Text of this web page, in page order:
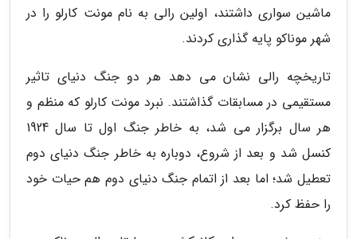
ماشین سواری داشتند، اولین رالی به نام مونت کارلو را در
شهر موناکو پایه گذاری کردند.
تاریخچه رالی نشان می دهد هر دو جنگ دنیای تاثیر
مستقیمی در مسابقات گذاشتند. نبرد مونت کارلو که منظم و
هر سال برگزار می شد، به خاطر جنگ اول تا سال 1924
کنسل شد و بعد از شروع، دوباره به خاطر جنگ دنیای دوم
تعطیل شد؛ اما بعد از اتمام جنگ دنیای دوم هم حیات خود
را حفظ کرد.